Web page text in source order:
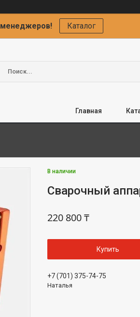
менеджеров! Каталог
Главная
В наличии
Сварочный
220 800 ₸
Купить
+7 (701) 375-74-75
Наталья